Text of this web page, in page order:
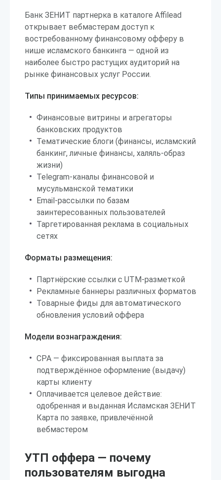
Банк ЗЕНИТ партнерка в каталоге Affilead
открывает вебмастерам доступ к
востребованному финансовому офферу в
нише исламского банкинга — одной из
наиболее быстро растущих аудиторий на
рынке финансовых услуг России.
Типы принимаемых ресурсов:
Финансовые витрины и агрегаторы
банковских продуктов
Тематические блоги (финансы, исламский
банкинг, личные финансы, халяль-образ
жизни)
Telegram-каналы финансовой и
мусульманской тематики
Email-рассылки по базам
заинтересованных пользователей
Таргетированная реклама в социальных
сетях
Форматы размещения:
Партнёрские ссылки с UTM-разметкой
Рекламные баннеры различных форматов
Товарные фиды для автоматического
обновления условий оффера
Модели вознаграждения:
CPA — фиксированная выплата за
подтверждённое оформление (выдачу)
карты клиенту
Оплачивается целевое действие:
одобренная и выданная Исламская ЗЕНИТ
Карта по заявке, привлечённой
вебмастером
УТП оффера — почему
пользователям выгодна